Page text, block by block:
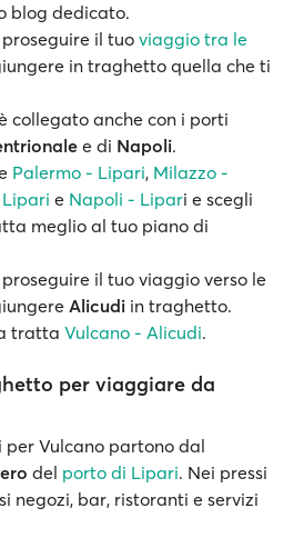
blog dedicato.
il tuoviaggio tra le
in traghetto quella che ti
collegato anche con i porti
e di Napoli.
Palermo - Lipari, Milazzo -
e Napoli - Lipari e scegli
meglio al tuo piano di
il tuo viaggio verso le
Alicudi in traghetto.
tratta Vulcano - Alicudi.
per viaggiare da
Vulcano partono dal
del porto di Lipari. Nei pressi
negozi, bar, ristoranti e servizi